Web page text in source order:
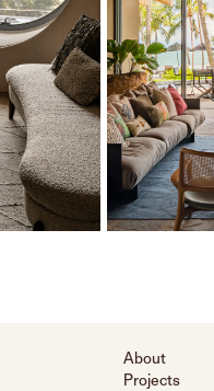
About
Projects